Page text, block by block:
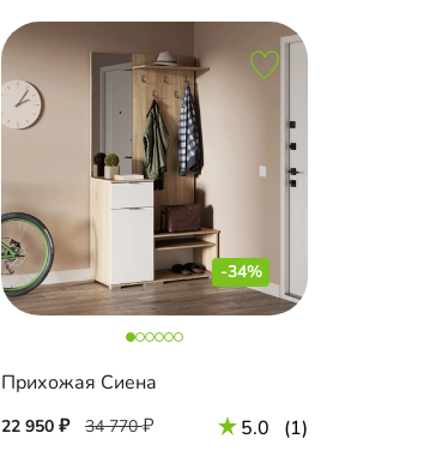
-34%
Прихожая Сиена
22 950 34 770 5.0 (1)